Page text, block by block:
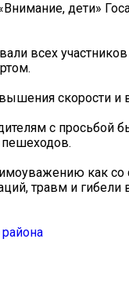
дети»
всех
скорости и
с просьбой
как
травм и гибели